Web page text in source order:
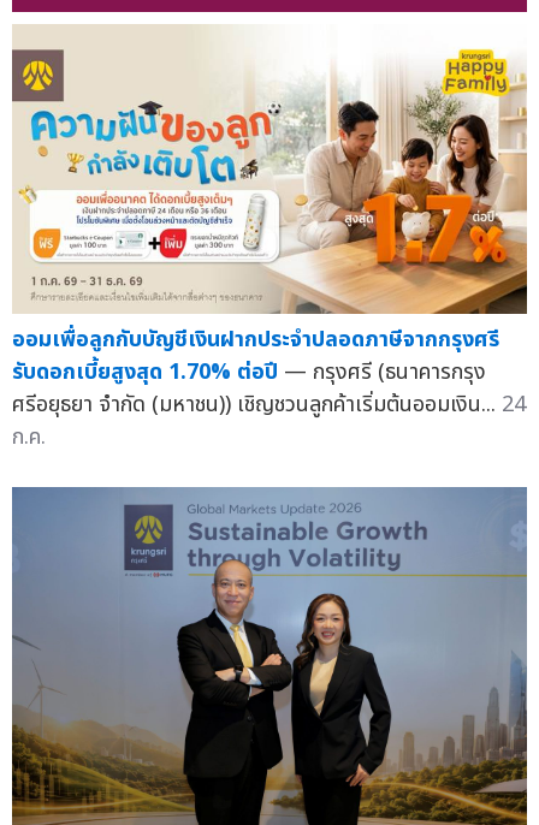
ออมเพื่อลูกกับบัญชีเงินฝากประจำปลอดภาษีจากกรุงศรี
รับดอกเบี้ยสูงสุด 1.70% ต่อปี — กรุงศรี (ธนาคารกรุง
ศรีอยุธยา จำกัด (มหาชน)) เชิญชวนลูกค้าเริ่มต้นออมเงิน... 24
ก.ค.